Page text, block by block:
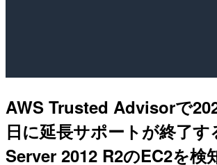
AWS Trusted Advisorで
日に延長サポートが終了
Server 2012 R2のEC2を検